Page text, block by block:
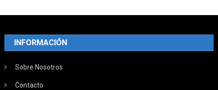
INFORMACIÓN
Sobre Nosotros
Contacto